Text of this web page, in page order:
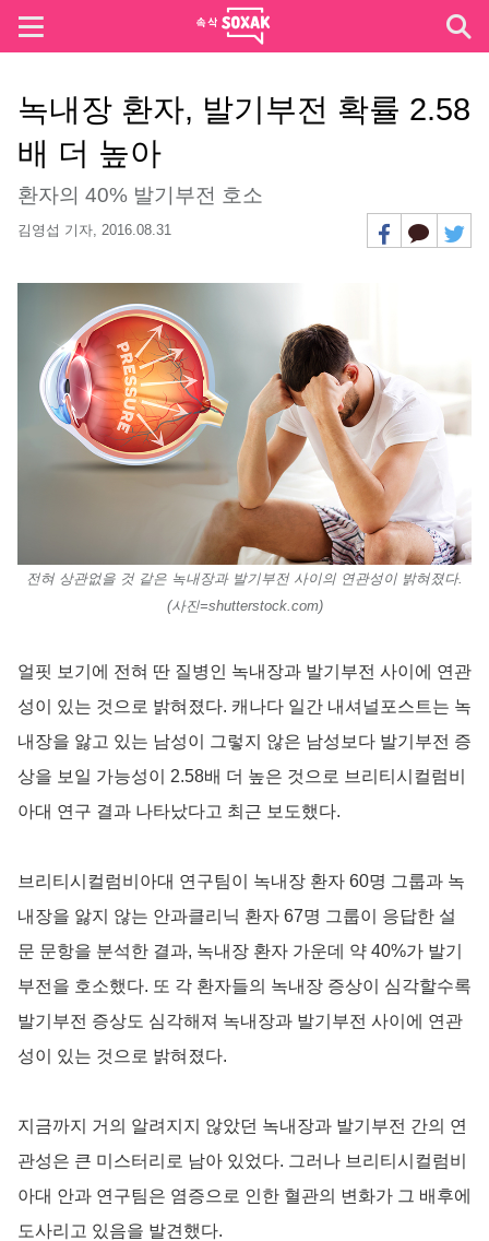
녹내장 환자, 발기부전 확률 2.58
배 더 높아
환자의 40% 발기부전 호소
김영섭 기자, 2016.08.31
전혀 상관없을 것 같은 녹내장과 발기부전 사이의 연관성이 밝혀졌다.
(사진=shutterstock.com)
얼핏 보기에 전혀 딴 질병인 녹내장과 발기부전 사이에 연관
성이 있는 것으로 밝혀졌다. 캐나다 일간 내셔널포스트는 녹
내장을 앓고 있는 남성이 그렇지 않은 남성보다 발기부전 증
상을 보일 가능성이 2.58배 더 높은 것으로 브리티시컬럼비
아대 연구 결과 나타났다고 최근 보도했다.
브리티시컬럼비아대 연구팀이 녹내장 환자 60명 그룹과 녹
내장을 앓지 않는 안과클리닉 환자 67명 그룹이 응답한 설
문 문항을 분석한 결과, 녹내장 환자 가운데 약 40%가 발기
부전을 호소했다. 또 각 환자들의 녹내장 증상이 심각할수록
발기부전 증상도 심각해져 녹내장과 발기부전 사이에 연관
성이 있는 것으로 밝혀졌다.
지금까지 거의 알려지지 않았던 녹내장과 발기부전 간의 연
관성은 큰 미스터리로 남아 있었다. 그러나 브리티시컬럼비
아대 안과 연구팀은 염증으로 인한 혈관의 변화가 그 배후에
도사리고 있음을 발견했다.